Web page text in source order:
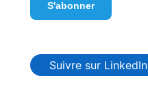
Suivre sur LinkedIn